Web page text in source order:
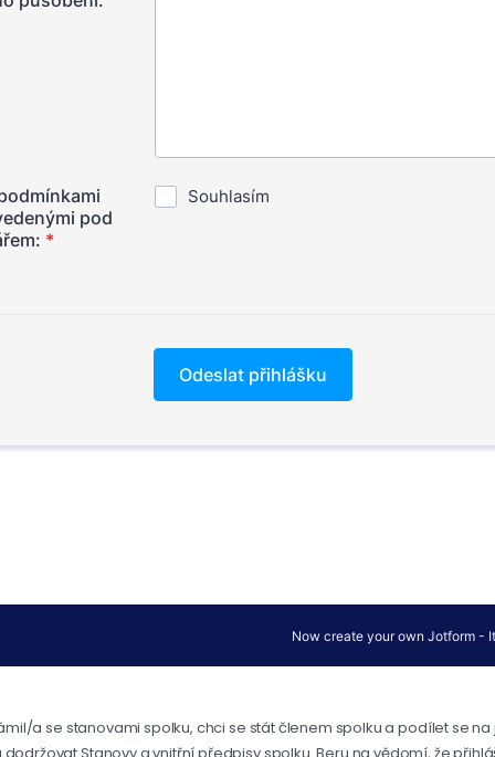
a se stanovami spolku, chci se stát členem spolku a podílet se